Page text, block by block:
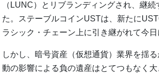
（LUNC）とリブランディングされ、継続
た。ステーブルコインUSTは、新たに
ラシック・チェーン上に引き継がれて今日
しかし、暗号資産（仮想通貨）業界を揺
動の影響による負の遺産はとてつもなく大